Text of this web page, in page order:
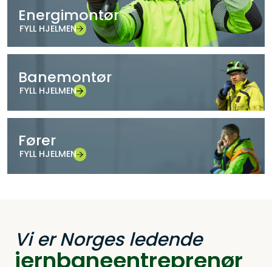
Energimontør
FYLL HJELMEN
Banemontør
FYLL HJELMEN
Fører
FYLL HJELMEN
Vi er Norges ledende
jernbaneentreprenør